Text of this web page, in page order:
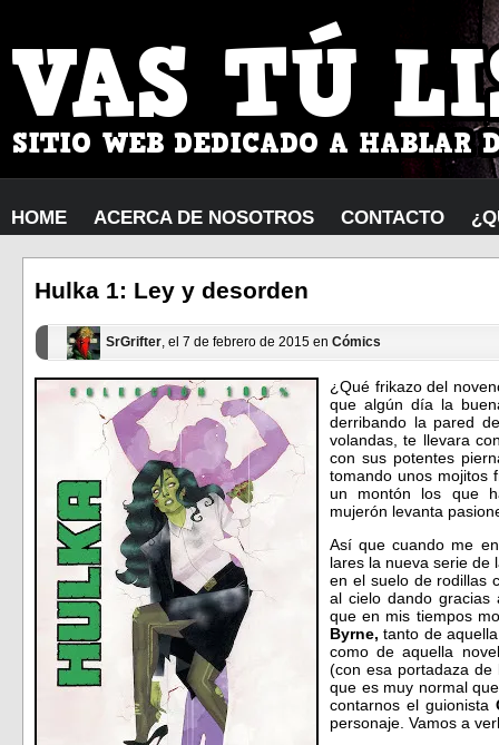
HOME ACERCA DE NOSOTROS CONTACTO
Hulka 1: Ley y desorden
SrGrifter, el 7 de febrero de 2015 en Cómics
¿Qué frikazo del
que algún día la
derribando la pared
volandas, te llevara
con sus potentes
tomando unos mojitos
un montón los que
mujerón levanta
Así que cuando me
lares la nueva serie de
en el suelo de rodillas
al cielo dando
que en mis tiempos
Byrne, tanto de
como de aquella
(con esa portadaza de
que es muy normal
contarnos el guionista
personaje. Vamos a